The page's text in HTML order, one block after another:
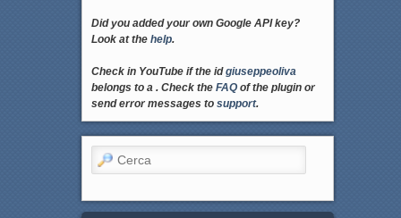
Did you added your own Google API key?
Look at the help.
Check in YouTube if the idgiuseppeoliva
belongs to a . Check the FAQof the plugin or
send error messages to support.
Cerca